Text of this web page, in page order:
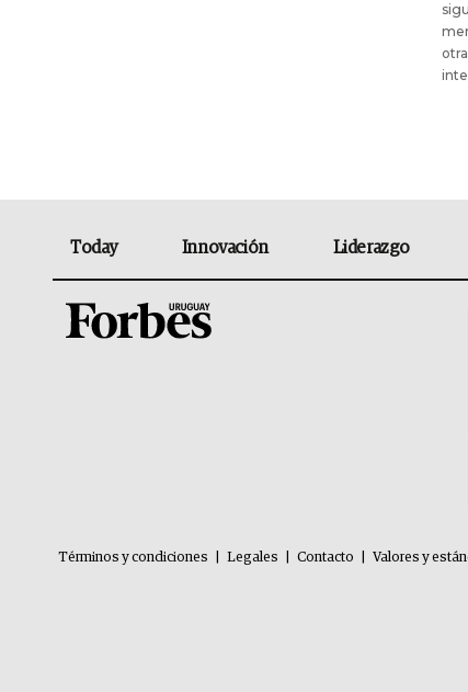
Today Innovación Liderazgo
Términos y condiciones Legales Contacto Valores y